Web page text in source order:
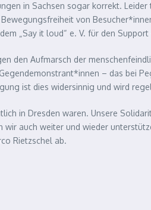
in Sachsen sogar korrekt.
von
„Say it loud“ e. V. für den
den Aufmarsch der
– das bei
ist dies widersinnig und wird
in Dresden waren. Unsere
auch weiter und wieder
Rietzschel ab.